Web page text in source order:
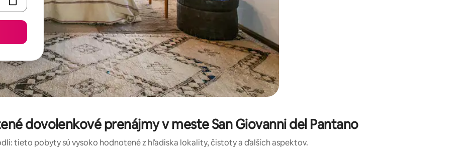
dovolenkové prenájmy v meste San Giovanni del Pantano
tieto pobyty sú vysoko hodnotené z hľadiska lokality, čistoty a ďalších aspektov.